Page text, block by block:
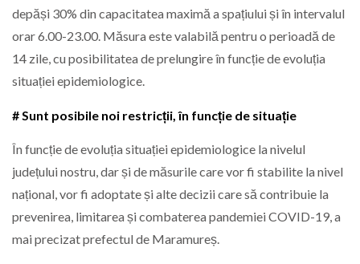
depăși 30% din capacitatea maximă a spațiului și în intervalul
orar 6.00-23.00. Măsura este valabilă pentru o perioadă de
14 zile, cu posibilitatea de prelungire în funcție de evoluția
situației epidemiologice.
# Sunt posibile noi restricții, în funcție de situație
În funcție de evoluția situației epidemiologice la nivelul
județului nostru, dar și de măsurile care vor fi stabilite la nivel
național, vor fi adoptate și alte decizii care să contribuie la
prevenirea, limitarea și combaterea pandemiei COVID-19, a
mai precizat prefectul de Maramureș.